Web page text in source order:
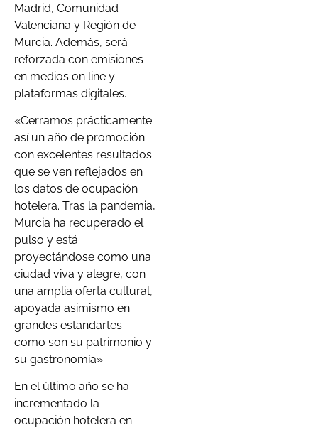
Madrid, Comunidad
Valenciana y Región de
Murcia. Además, será
reforzada con emisiones
en medios on line y
plataformas digitales.
«Cerramos prácticamente
así un año de promoción
con excelentes resultados
que se ven reflejados en
los datos de ocupación
hotelera. Tras la pandemia,
Murcia ha recuperado el
pulso y está
proyectándose como una
ciudad viva y alegre, con
una amplia oferta cultural,
apoyada asimismo en
grandes estandartes
como son su patrimonio y
su gastronomía».
En el último año se ha
incrementado la
ocupación hotelera en